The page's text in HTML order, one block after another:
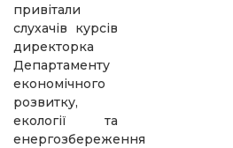
привітали
слухачів курсів
директорка
Департаменту
економічного
розвитку,
екології та
енергозбереження